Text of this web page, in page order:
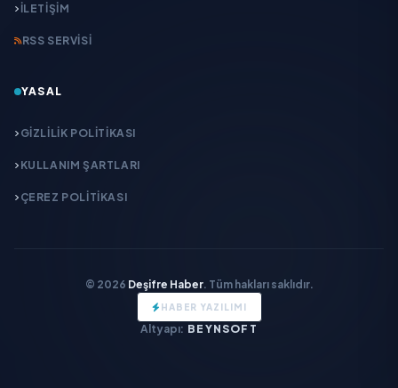
İLETIŞIM
RSS SERVISI
YASAL
GIZLILIK POLITIKASI
KULLANIM ŞARTLARI
ÇEREZ POLITIKASI
© 2026 Deşifre Haber. Tüm hakları saklıdır.
HABER YAZILIMI
Altyapı: BEYNSOFT